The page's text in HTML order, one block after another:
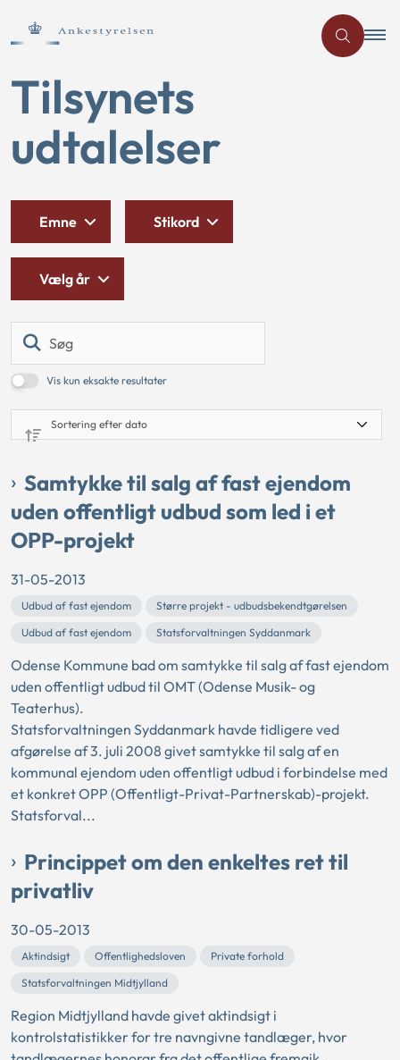
Tilsynets
udtalelser
Vis kun eksakte resultater
Emne Stikord
Vælg år
Samtykke til salg af fast ejendom
uden offentligt udbud som led i et
OPP-projekt
31-05-2013
Udbud af fast ejendom
Større projekt - udbudsbekendtgørelsen
Udbud af fast ejendom
Statsforvaltningen Syddanmark
Odense Kommune bad om samtykke til salg af fast ejendom
uden offentligt udbud til OMT (Odense Musik- og
Teaterhus).
Statsforvaltningen Syddanmark havde tidligere ved
afgørelse af 3. juli 2008 givet samtykke til salg af en
kommunal ejendom uden offentligt udbud i forbindelse med
et konkret OPP (Offentligt-Privat-Partnerskab)-projekt.
Statsforval...
Princippet om den enkeltes ret til
privatliv
30-05-2013
Aktindsigt Offentlighedsloven
Private forhold
Statsforvaltningen Midtjylland
Region Midtjylland havde givet aktindsigt i
kontrolstatistikker for tre navngivne tandlæger, hvor